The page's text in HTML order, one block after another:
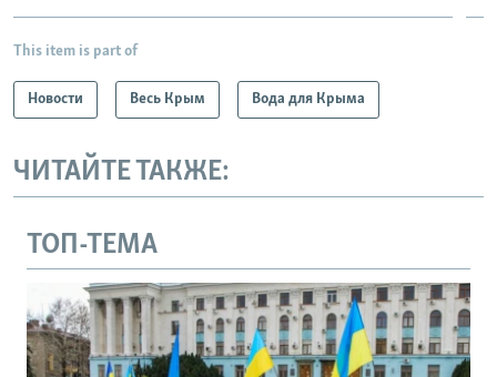
This item is part of
Новости Весь Крым Вода для Крыма
ЧИТАЙТЕ ТАКЖЕ:
ТОП-ТЕМА